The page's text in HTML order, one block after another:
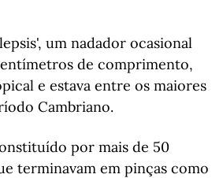
um nadador ocasional
de comprimento,
e estava entre os maiores
Cambriano.
por mais de 50
terminavam em pinças como